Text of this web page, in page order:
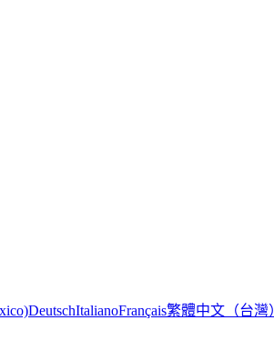
DeutschItalianoFrançais繁體中文（台灣）